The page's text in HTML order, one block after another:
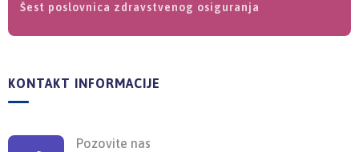
Šest poslovnica zdravstvenog osiguranja
KONTAKT INFORMACIJE
Pozovite nas